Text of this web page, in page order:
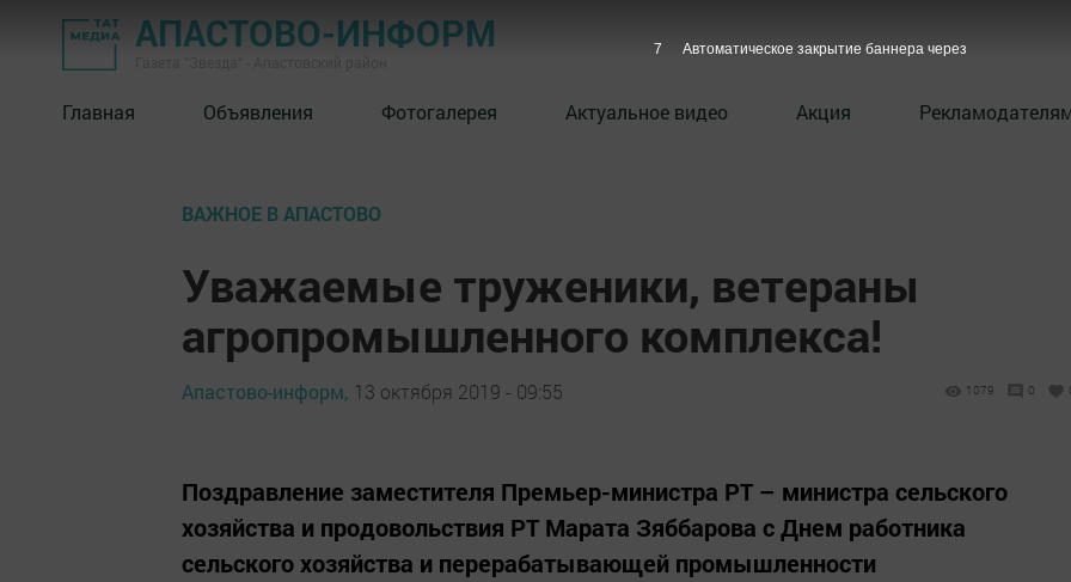
АПАСТОВО-ИНФОРМ
Главная Объявления Фотогалерея Актуальное видео Акция
ВАЖНОЕ В АПАСТОВО
Уважаемые труженики, ветераны
агропромышленного комплекса!
Апастово-информ, 13 октября 2019 - 09:55 1079 0
Поздравление заместителя Премьер-министра РТ – министра сельского
хозяйства и продовольствия РТ Марата Зяббарова с Днем работника
сельского хозяйства и перерабатывающей промышленности
6 Автоматическое закрытие баннера через